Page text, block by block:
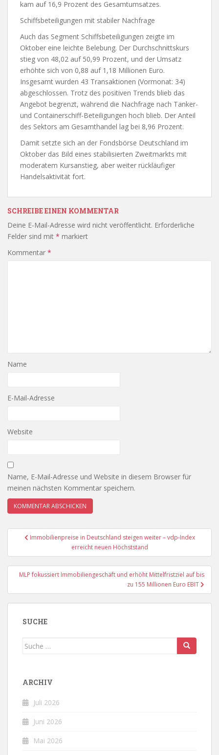
kam auf 16,9 Prozent des Gesamtumsatzes.
Schiffsbeteiligungen mit stabiler Nachfrage
Auch das Segment Schiffsbeteiligungen zeigte im
Oktober eine leichte Belebung. Der Durchschnittskurs
stieg von 48,02 auf 50,99 Prozent, und der Umsatz
erhöhte sich von 0,88 auf 1,18 Millionen Euro.
Insgesamt wurden 43 Transaktionen (Vormonat: 34)
abgeschlossen. Trotz des positiven Trends blieb das
Angebot begrenzt, während die Nachfrage nach Tanker-
und Containerschiff-Beteiligungen hoch blieb. Der Anteil
des Sektors am Gesamthandel lag bei 8,96 Prozent.
Damit setzte sich an der Fondsbörse Deutschland im
Oktober das Bild eines stabilisierten Zweitmarkts mit
moderatem Kursanstieg, aber weiter rückläufiger
Handelsaktivität fort.
SCHREIBE EINEN KOMMENTAR
Deine E-Mail-Adresse wird nicht veröffentlicht. Erforderliche
Felder sind mit * markiert
Kommentar *
Name
E-Mail-Adresse
Website
Name, E-Mail-Adresse und Website in diesem Browser für
meinen nächsten Kommentar speichern.
Beitragsnavigation
Immobilienpreise in Deutschland steigen weiter – vdp-Index
erreicht neuen Höchststand
MLP fokussiert Immobiliengeschäft und erhöht Mittelfristziel auf bis
zu 155 Millionen Euro EBIT
SUCHE
Suche
ARCHIV
Juli 2026
Juni 2026
Mai 2026